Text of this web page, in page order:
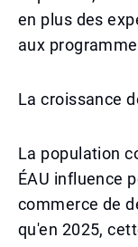
en plus des
aux
La croissance
La population
ÉAU influence
commerce de
qu'en 2025,